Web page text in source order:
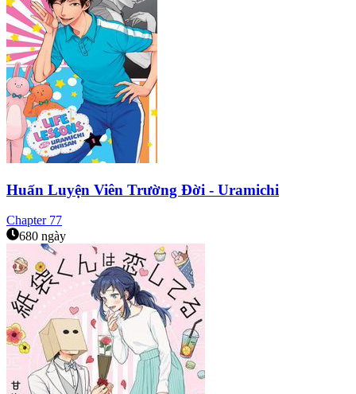
Huấn Luyện Viên Trường Đời - Uramichi
Chapter 77
680 ngày